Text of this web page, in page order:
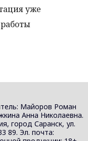
уже
работы
Майоров Роман
Анна Николаевна.
город Саранск, ул.
89. Эл. почта: